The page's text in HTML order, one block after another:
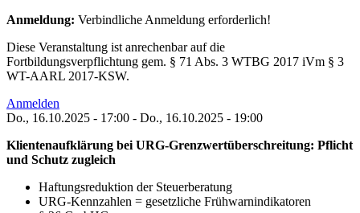
Anmeldung: Verbindliche Anmeldung erforderlich!
Diese Veranstaltung ist anrechenbar auf die
Fortbildungsverpflichtung gem. § 71 Abs. 3 WTBG 2017 iVm § 3
WT-AARL 2017-KSW.
Anmelden
Do., 16.10.2025 - 17:00 - Do., 16.10.2025 - 19:00
Klientenaufklärung bei URG-Grenzwertüberschreitung: Pflicht
und Schutz zugleich
Haftungsreduktion der Steuerberatung
URG-Kennzahlen = gesetzliche Frühwarnindikatoren